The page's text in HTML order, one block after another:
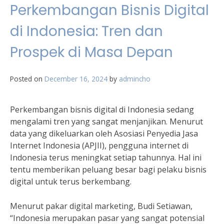
Perkembangan Bisnis Digital
di Indonesia: Tren dan
Prospek di Masa Depan
Posted on December 16, 2024 by admincho
Perkembangan bisnis digital di Indonesia sedang
mengalami tren yang sangat menjanjikan. Menurut
data yang dikeluarkan oleh Asosiasi Penyedia Jasa
Internet Indonesia (APJII), pengguna internet di
Indonesia terus meningkat setiap tahunnya. Hal ini
tentu memberikan peluang besar bagi pelaku bisnis
digital untuk terus berkembang.
Menurut pakar digital marketing, Budi Setiawan,
“Indonesia merupakan pasar yang sangat potensial